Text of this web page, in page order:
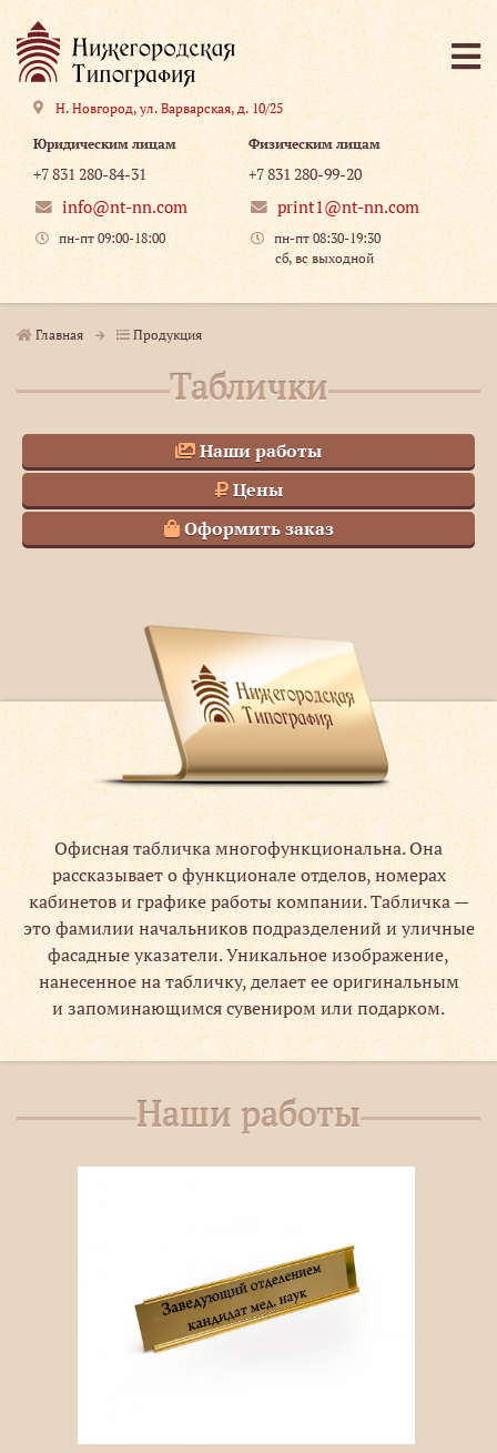
Н. Новгород, ул. Варварская, д. 10/25
Юридическим лицам
+7 831 280-84-31
info@nt-nn.com
пн-пт 09:00-18:00
Физическим лицам
+7 831 280-99-20
print1@nt-nn.com
пн-пт 08:30-19:30
сб, вс выходной
Главная Продукция
Таблички
Наши работы
Цены
Оформить заказ
Офисная табличка многофункциональна. Она
рассказывает о функционале отделов, номерах
кабинетов и графике работы компании. Табличка —
это фамилии начальников подразделений и уличные
фасадные указатели. Уникальное изображение,
нанесенное на табличку, делает ее оригинальным
и запоминающимся сувениром или подарком.
Наши работы